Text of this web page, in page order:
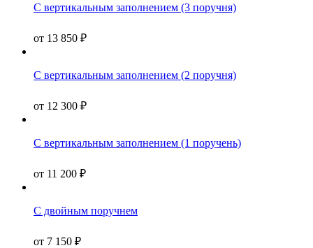
С вертикальным заполнением (3 поручня)
от 13 850 ₽
С вертикальным заполнением (2 поручня)
от 12 300 ₽
С вертикальным заполнением (1 поручень)
от 11 200 ₽
С двойным поручнем
от 7 150 ₽